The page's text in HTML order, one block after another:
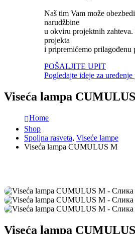
Naš tim Vam može
narudžbine
u okviru projektnih zahteva.
projekta
i pripremićemo prilagođenu
POŠALJITE UPIT
Pogledajte ideje za uređenje
Viseća lampa
Home
Shop
Spoljna rasveta, Viseće lampe
Viseća lampa CUMULUS M
Viseća lampa